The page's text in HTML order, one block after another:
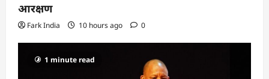
आरक्षण
Fark India 10 hours ago 0
1 minute read